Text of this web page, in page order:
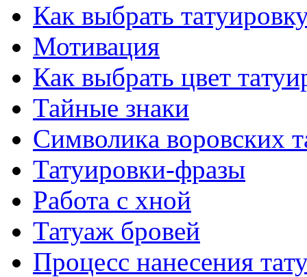
Как выбрать
Мотивация
Как выбрать цвет
Тайные знаки
Символикa воровских
Татуировки-фразы
Работa с хнoй
Татуаж бровей
Процесс нанесения